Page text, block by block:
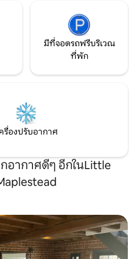
มีที่จอดรถฟรีบริเวณ
ที่พัก
รื่องปรับอากาศ
อากาศดีๆ อีกในLittle